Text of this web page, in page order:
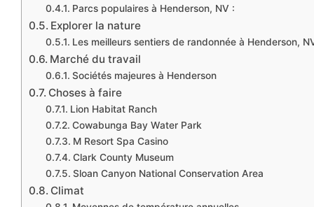
Parcs populaires à Henderson, NV :
Explorer la nature
Les meilleurs sentiers de randonnée à Henderson,
Marché du travail
Sociétés majeures à Henderson
Choses à faire
Lion Habitat Ranch
Cowabunga Bay Water Park
M Resort Spa Casino
Clark County Museum
Sloan Canyon National Conservation Area
Climat